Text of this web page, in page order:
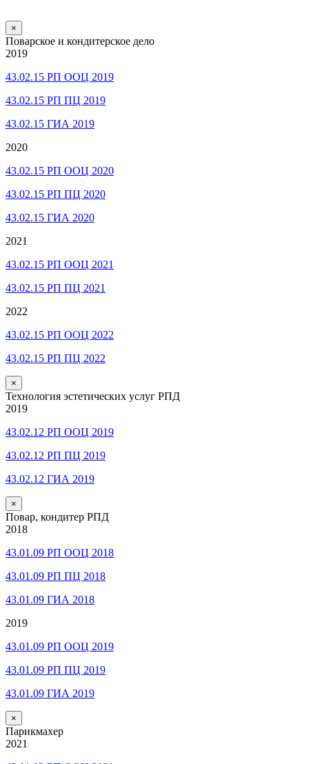
×
Поварское и кондитерское дело
2019
43.02.15 РП ООЦ 2019
43.02.15 РП ПЦ 2019
43.02.15 ГИА 2019
2020
43.02.15 РП ООЦ 2020
43.02.15 РП ПЦ 2020
43.02.15 ГИА 2020
2021
43.02.15 РП ООЦ 2021
43.02.15 РП ПЦ 2021
2022
43.02.15 РП ООЦ 2022
43.02.15 РП ПЦ 2022
×
Технология эстетических услуг РПД
2019
43.02.12 РП ООЦ 2019
43.02.12 РП ПЦ 2019
43.02.12 ГИА 2019
×
Повар, кондитер РПД
2018
43.01.09 РП ООЦ 2018
43.01.09 РП ПЦ 2018
43.01.09 ГИА 2018
2019
43.01.09 РП ООЦ 2019
43.01.09 РП ПЦ 2019
43.01.09 ГИА 2019
×
Парикмахер
2021